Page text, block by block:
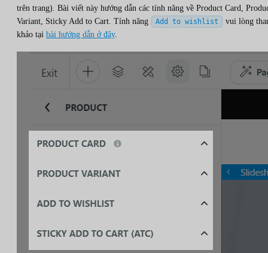
trên trang). Bài viết này hướng dẫn các tính năng về Product Card,
Variant, Sticky Add to Cart. Tính năng
Add to wishlist
vui lòng
khảo tại bài hướng dẫn ở đây.